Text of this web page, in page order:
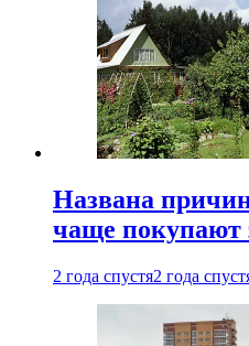
Названа
чаще покупают
2 года спустя2 года